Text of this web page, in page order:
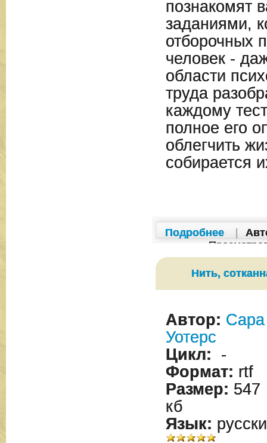
познакомят
заданиями,
отборочных
человек -
области
труда
каждому
полное его
облегчить
собирается
Подробнее |
Нить,
Автор: Сара
Уотерс
Цикл: -
Формат: rtf
Размер: 547
кб
Язык: